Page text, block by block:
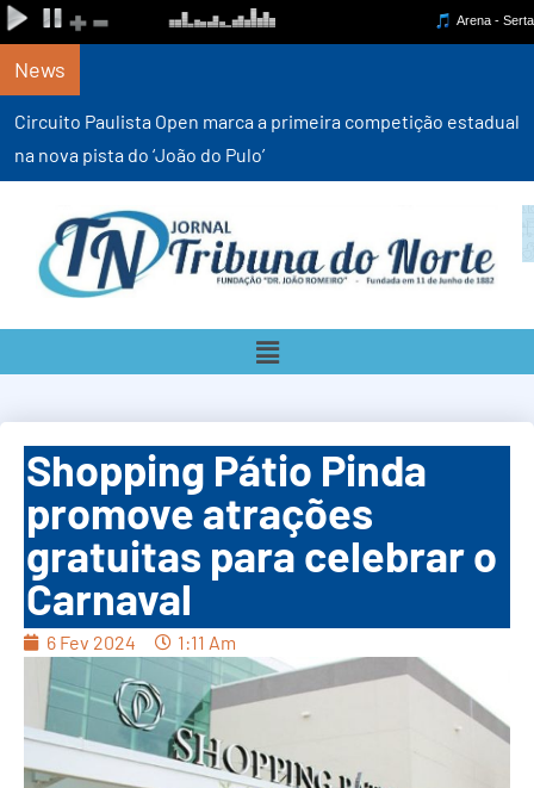
News
Circuito Paulista Open marca a primeira competição estadual
na nova pista do ‘João do Pulo’
Shopping Pátio Pinda
promove atrações
gratuitas para celebrar o
Carnaval
6 Fev 2024 1:11 Am